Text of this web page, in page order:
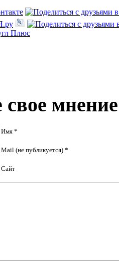
мнение
Имя *
Mail (не публикуется) *
Сайт